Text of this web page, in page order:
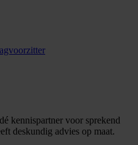
kennispartner voor sprekend
deskundig advies op maat.